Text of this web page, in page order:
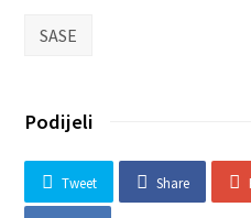
SASE
Podijeli
Tweet Share